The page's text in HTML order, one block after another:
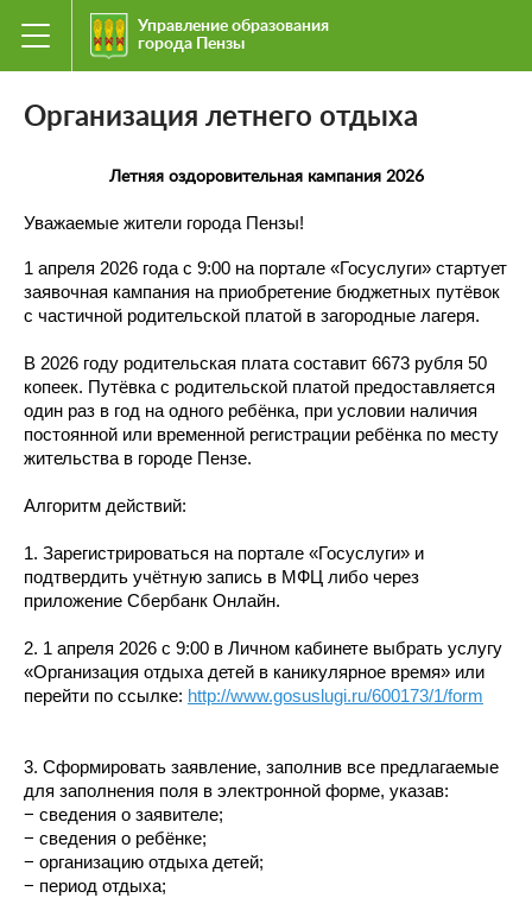
Управление образования
города Пензы
Организация летнего отдыха
Летняя оздоровительная кампания 2026
Уважаемые жители города Пензы!
1 апреля 2026 года с 9:00 на портале «Госуслуги» стартует
заявочная кампания на приобретение бюджетных путёвок
с частичной родительской платой в загородные лагеря.
В 2026 году родительская плата составит 6673 рубля 50
копеек. Путёвка с родительской платой предоставляется
один раз в год на одного ребёнка, при условии наличия
постоянной или временной регистрации ребёнка по месту
жительства в городе Пензе.
Алгоритм действий:
1. Зарегистрироваться на портале «Госуслуги» и
подтвердить учётную запись в МФЦ либо через
приложение Сбербанк Онлайн.
2. 1 апреля 2026 с 9:00 в Личном кабинете выбрать услугу
«Организация отдыха детей в каникулярное время» или
перейти по ссылке: http://www.gosuslugi.ru/600173/1/form
3. Сформировать заявление, заполнив все предлагаемые
для заполнения поля в электронной форме, указав:
− сведения о заявителе;
− сведения о ребёнке;
− организацию отдыха детей;
− период отдыха;